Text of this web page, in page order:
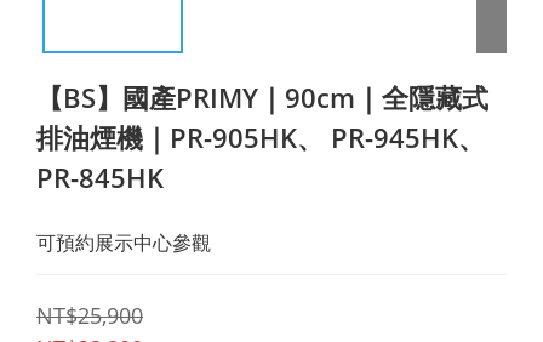
【BS】國產PRIMY｜90cm｜全隱藏式
排油煙機｜PR-905HK、 PR-945HK、
PR-845HK
可預約展示中心參觀
NT$25,900